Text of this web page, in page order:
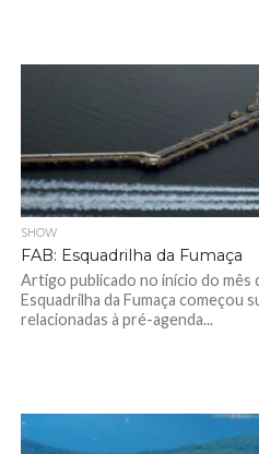
SHOW
FAB: Esquadrilha da Fumaça
Artigo publicado no início do mês
Esquadrilha da Fumaça começou
relacionadas à pré-agenda...